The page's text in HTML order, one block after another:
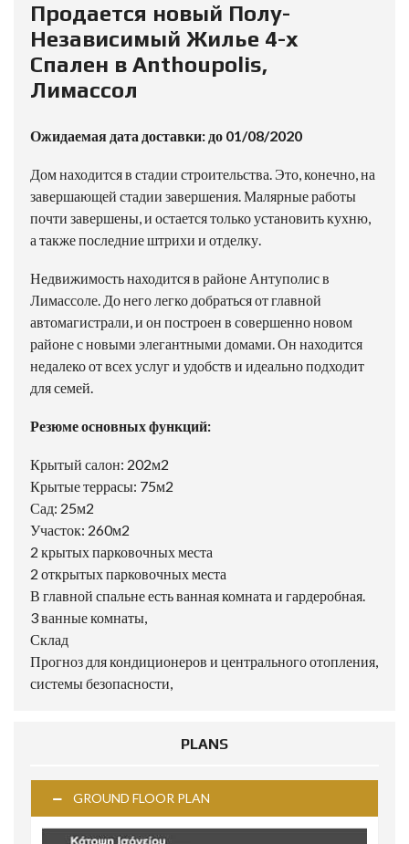
Продается новый Полу-
Независимый Жилье 4-х
Спален в Anthoupolis,
Лимассол
Ожидаемая дата доставки: до 01/08/2020
Дом находится в стадии строительства. Это, конечно, на
завершающей стадии завершения. Малярные работы
почти завершены, и остается только установить кухню,
а также последние штрихи и отделку.
Недвижимость находится в районе Антуполис в
Лимассоле. До него легко добраться от главной
автомагистрали, и он построен в совершенно новом
районе с новыми элегантными домами. Он находится
недалеко от всех услуг и удобств и идеально подходит
для семей.
Резюме основных функций:
Крытый салон: 202м2
Крытые террасы: 75м2
Сад: 25м2
Участок: 260м2
2 крытых парковочных места
2 открытых парковочных места
В главной спальне есть ванная комната и гардеробная.
3 ванные комнаты,
Склад
Прогноз для кондиционеров и центрального отопления,
системы безопасности,
PLANS
GROUND FLOOR PLAN